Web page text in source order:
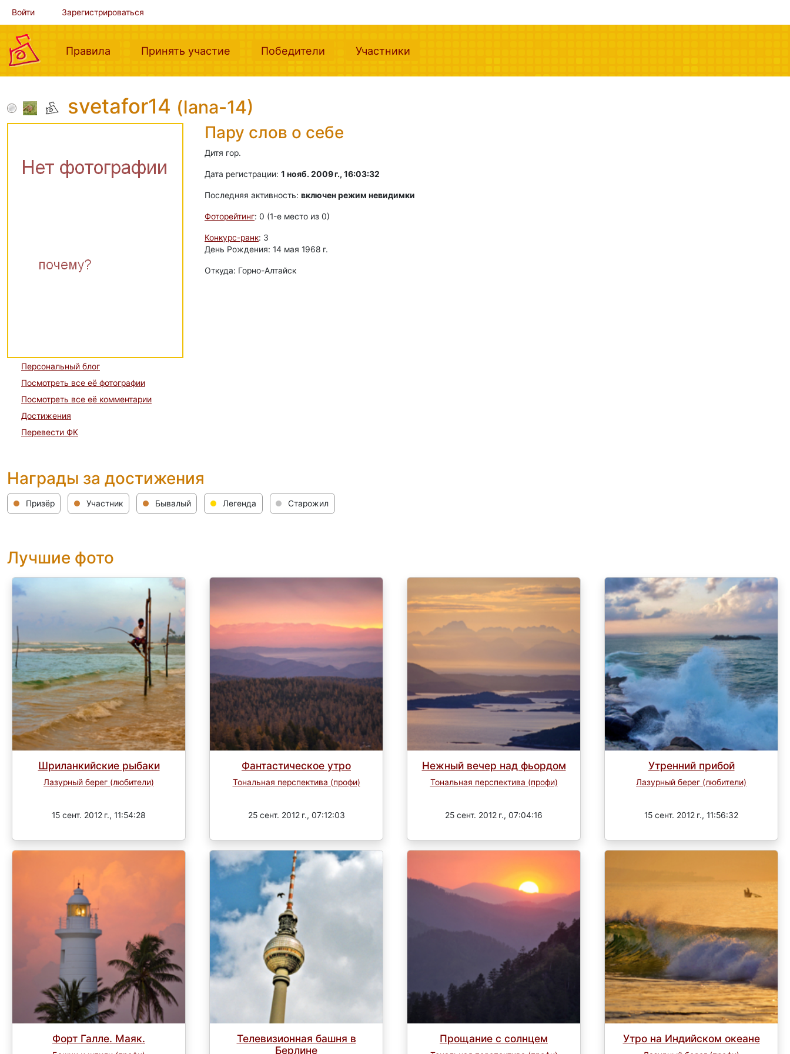
Войти Зарегистрироваться
Правила (current)Принять участие (current)Победители (current)Участники
svetafor14 (lana-14)
Персональный блог
Посмотреть все её фотографии
Посмотреть все её комментарии
Достижения
Перевести ФК
Пару слов о себе
Дитя гор.
Дата регистрации: 1 нояб. 2009 г., 16:03:32
Последняя активность: включен режим невидимки
Фоторейтинг: 0 (1-e место из 0)
Конкурс-ранк: 3
День Рождения: 14 мая 1968 г.
Откуда: Горно-Алтайск
Награды за достижения
Призёр Участник Бывалый Легенда Старожил
Лучшие фото
Шриланкийские рыбаки
Лазурный берег (любители)
15 сент. 2012 г., 11:54:28
Фантастическое утро
Тональная перспектива (профи)
25 сент. 2012 г., 07:12:03
Нежный вечер над фьордом
Тональная перспектива (профи)
25 сент. 2012 г., 07:04:16
Утренний прибой
Лазурный берег (любители)
15 сент. 2012 г., 11:56:32
Форт Галле. Маяк.
Телевизионная башня в
Берлине
Прощание с солнцем Утро на Индийском океане